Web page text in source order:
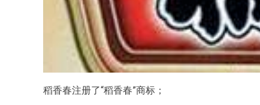
稻香春注册了“稻香春”商标；